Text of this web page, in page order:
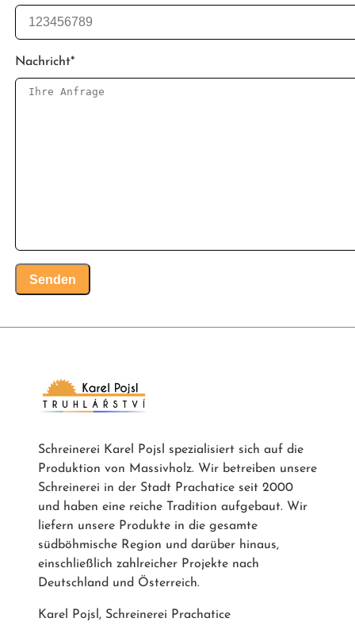
Nachricht*
Senden
Schreinerei Karel Pojsl spezialisiert sich auf die
Produktion von Massivholz. Wir betreiben unsere
Schreinerei in der Stadt Prachatice seit 2000
und haben eine reiche Tradition aufgebaut. Wir
liefern unsere Produkte in die gesamte
südböhmische Region und darüber hinaus,
einschließlich zahlreicher Projekte nach
Deutschland und Österreich.
Karel Pojsl, Schreinerei Prachatice